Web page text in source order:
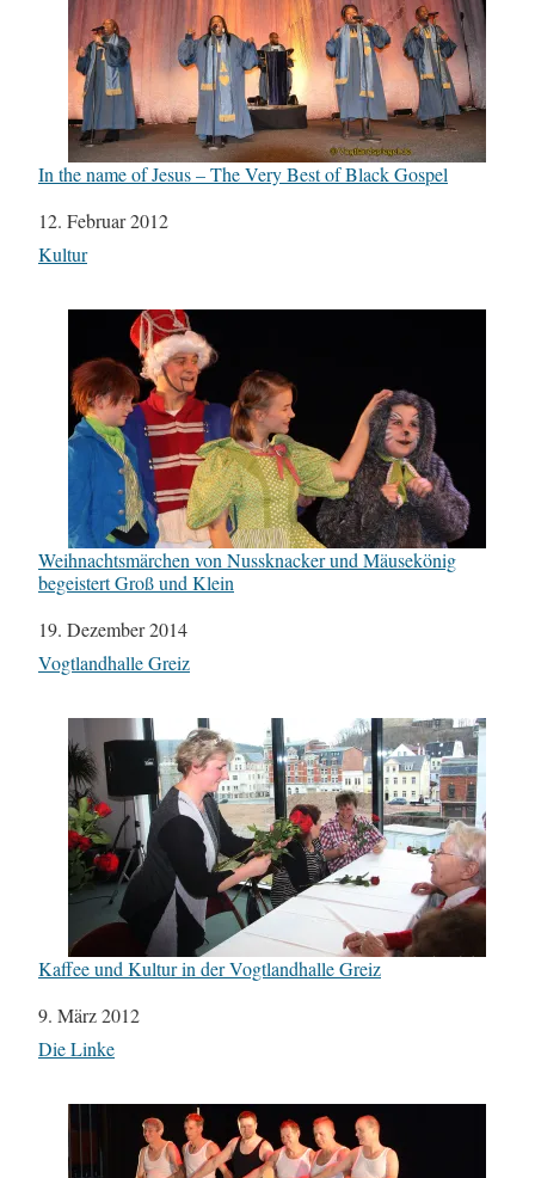
In the name of Jesus – The Very Best of Black Gospel
Datum
12. Februar 2012
In Bezug auf
Kultur
Weihnachtsmärchen von Nussknacker und Mäusekönig
begeistert Groß und Klein
Datum
19. Dezember 2014
In Bezug auf
Vogtlandhalle Greiz
Kaffee und Kultur in der Vogtlandhalle Greiz
Datum
9. März 2012
In Bezug auf
Die Linke